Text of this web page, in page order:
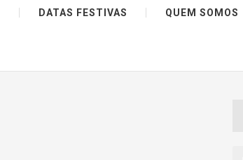
DATAS FESTIVAS QUEM SOMOS